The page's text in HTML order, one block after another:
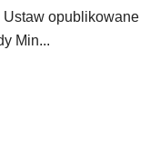
opublikowane
Min...